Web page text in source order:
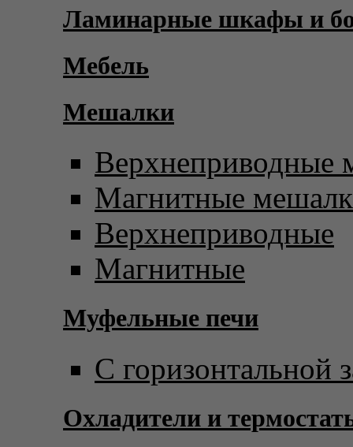
Ламинарные шкафы и
Мебель
Мешалки
Верхнеприводные
Магнитные
Верхнеприводные
Магнитные
Муфельные печи
С горизонтальной
Охладители и